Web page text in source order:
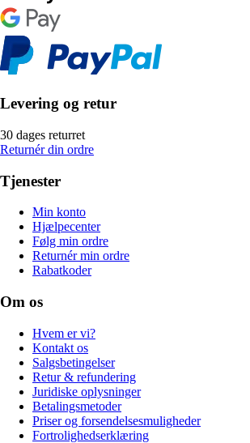
Levering og retur
30 dages returret
Returnér din ordre
Tjenester
Min konto
Hjælpecenter
Følg min ordre
Returnér min ordre
Rabatkoder
Om os
Hvem er vi?
Kontakt os
Salgsbetingelser
Retur & refundering
Juridiske oplysninger
Betalingsmetoder
Priser og forsendelsesmuligheder
Fortrolighedserklæring